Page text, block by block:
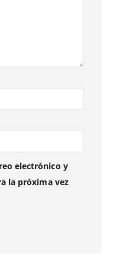
electrónico y
la próxima vez